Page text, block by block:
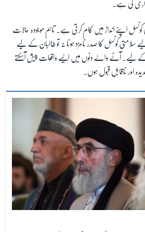
کی ہے۔
کونسل اپنے انداز میں کام کرتی ہے۔ تاہم موجودہ حالات
کونسل کا صدر نامزد ہونا نہ تو طالبان کے لیے
کے لیے۔ آنے والے دنوں میں ایسے واقعات پیش آسکتے
اور ناقابلِ قبول ہوں۔